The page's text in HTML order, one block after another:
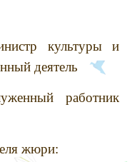
культуры и
деятель
работник
жюри: